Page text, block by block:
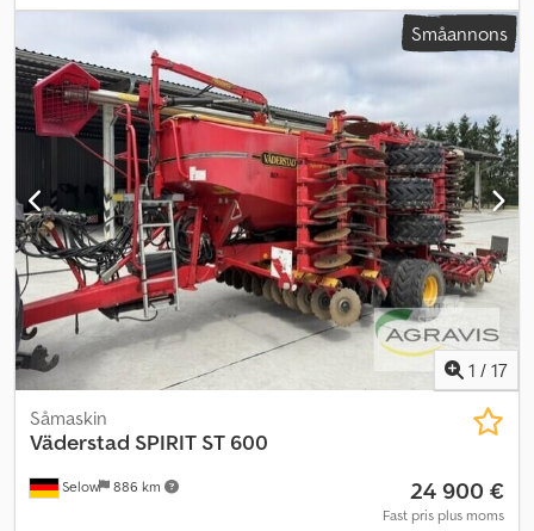
dubbelskivbillar_____mellanringvält, fyllskruv, lagerplats: kund
Csdpfx Ajw A Hhajp Ieha
Småannons
1 / 17
Selow 886 km
Såmaskin
Väderstad SPIRIT ST 600
24 900 €
Fast pris plus moms